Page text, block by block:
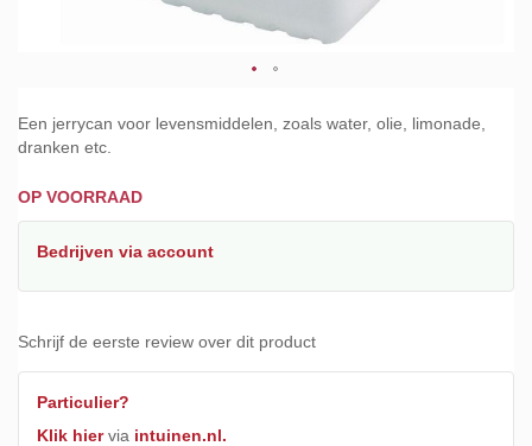
Een jerrycan voor levensmiddelen, zoals water, olie, limonade,
dranken etc.
OP VOORRAAD
Bedrijven via account
Schrijf de eerste review over dit product
Particulier?
Klik hiervia intuinen.nl.
naar
het
van
de
gallerij